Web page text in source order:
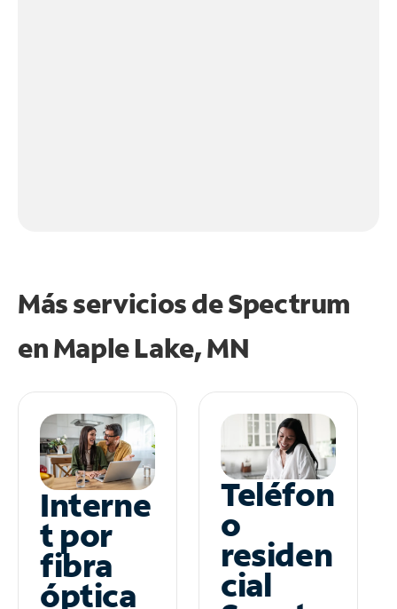
Más servicios de Spectrum
enMaple Lake, MN
Interne
t por
fibra
óptica
Teléfon
o
residen
cial